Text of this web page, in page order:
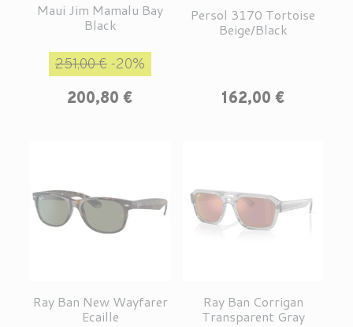
Maui Jim Mamalu Bay
Black
Prix de base
251,00 € -20%
200,80 €
Persol 3170 Tortoise
Beige/Black
Prix
162,00 €
Ray Ban New Wayfarer
Ecaille
Ray Ban Corrigan
Transparent Gray